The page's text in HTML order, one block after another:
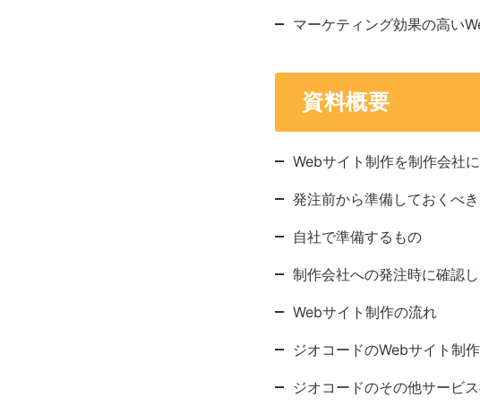
マーケティング効果の高い
資料概要
Webサイト制作を制作会社
発注前から準備しておくべ
自社で準備するもの
制作会社への発注時に確認
Webサイト制作の流れ
ジオコードのWebサイト制作
ジオコードのその他サービ